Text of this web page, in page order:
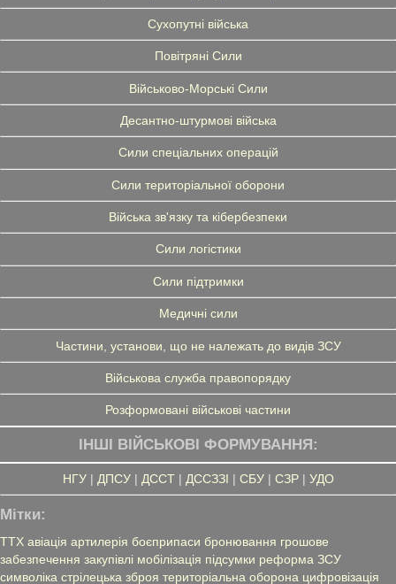
Сухопутні війська
Повітряні Сили
Військово-Морські Сили
Десантно-штурмові війська
Сили спеціальних операцій
Сили територіальної оборони
Війська зв'язку та кібербезпеки
Сили логістики
Сили підтримки
Медичні сили
Частини, установи, що не належать до видів ЗСУ
Військова служба правопорядку
Розформовані військові частини
ІНШІ ВІЙСЬКОВІ ФОРМУВАННЯ:
НГУ| ДПСУ| ДССТ| ДССЗЗІ | СБУ| СЗР| УДО
Мітки:
ТТХ авіація артилерія боєприпаси бронювання грошове
забезпечення закупівлі мобілізація підсумки реформа ЗСУ
символіка стрілецька зброя територіальна оборона цифровізація